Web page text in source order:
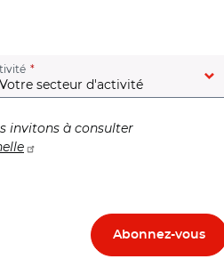
(champ obligatoire)
invitons à consulter